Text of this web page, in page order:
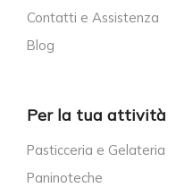
Contatti e Assistenza
Blog
Per la tua attività
Pasticceria e Gelateria
Paninoteche